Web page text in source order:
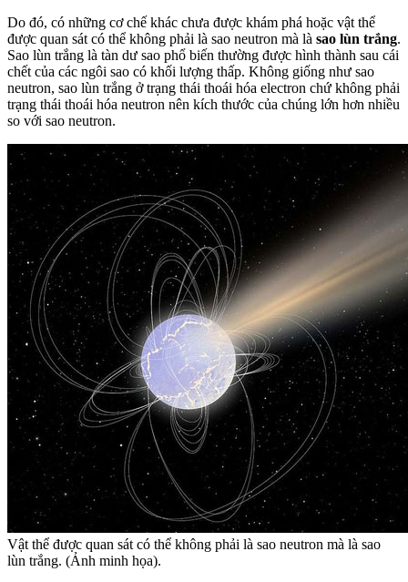
Do đó, có những cơ chế khác chưa được khám phá hoặc vật thể
được quan sát có thể không phải là sao neutron mà là sao lùn trắng.
Sao lùn trắng là tàn dư sao phổ biến thường được hình thành sau cái
chết của các ngôi sao có khối lượng thấp. Không giống như sao
neutron, sao lùn trắng ở trạng thái thoái hóa electron chứ không phải
trạng thái thoái hóa neutron nên kích thước của chúng lớn hơn nhiều
so với sao neutron.
Vật thể được quan sát có thể không phải là sao neutron mà là sao
lùn trắng. (Ảnh minh họa).